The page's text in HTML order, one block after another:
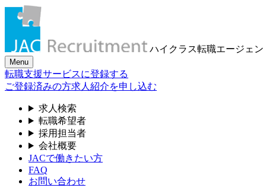
ハイクラス転職エージェン
Menu
転職支援サービスに登録する
ご登録済みの方求人紹介を申し込む
求人検索
転職希望者
採用担当者
会社概要
JACで働きたい方
FAQ
お問い合わせ